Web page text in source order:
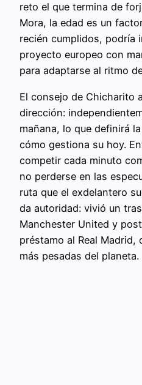
reto el que termina de
Mora, la edad es un
recién cumplidos, podría
proyecto europeo con
para adaptarse al ritmo
El consejo de Chicharito
dirección:
mañana, lo que definirá
cómo gestiona su hoy.
competir cada minuto
no perderse en las
ruta que el exdelantero
da autoridad: vivió un
Manchester United y
préstamo al Real Madrid,
más pesadas del planeta.